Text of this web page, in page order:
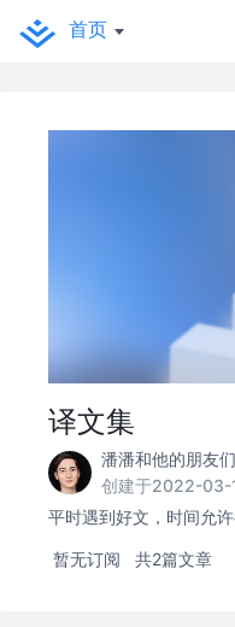
首页
译文集
潘潘和他的朋友们
创建于2022-03-
平时遇到好文，时间允许
暂无订阅 共2篇文章